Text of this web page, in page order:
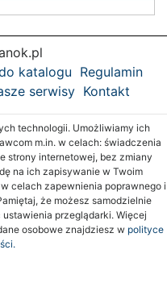
katalogu Regulamin
serwisy Kontakt
technologii. Umożliwiamy ich
m.in. w celach: świadczenia
strony internetowej, bez zmiany
na ich zapisywanie w Twoim
celach zapewnienia poprawnego i
że możesz samodzielnie
przeglądarki. Więcej
osobowe znajdziesz w polityce